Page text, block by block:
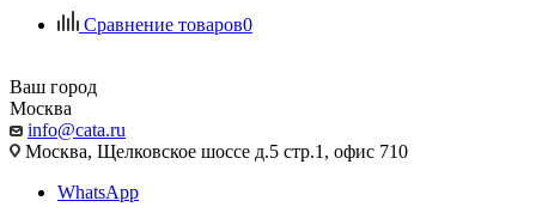
Сравнение товаров0
Ваш город
Москва
info@cata.ru
Москва, Щелковское шоссе д.5 стр.1, офис 710
WhatsApp